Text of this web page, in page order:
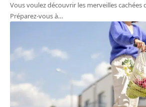
Vous voulez découvrir les merveilles cachées
Préparez-vous à…